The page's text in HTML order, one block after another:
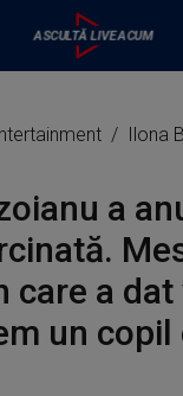
Ilona Brezoianu a anunțat că
a
care a dat
un copil